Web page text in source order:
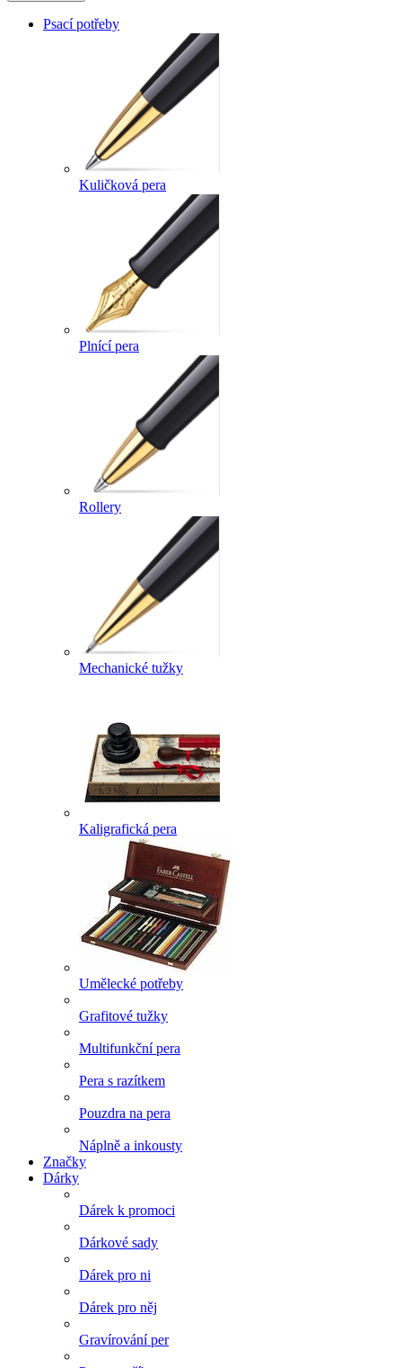
Psací potřeby
Kuličková pera
Plnící pera
Rollery
Mechanické tužky
Kaligrafická pera
Umělecké potřeby
Grafitové tužky
Multifunkční pera
Pera s razítkem
Pouzdra na pera
Náplně a inkousty
Značky
Dárky
Dárek k promoci
Dárkové sady
Dárek pro ni
Dárek pro něj
Gravírování per